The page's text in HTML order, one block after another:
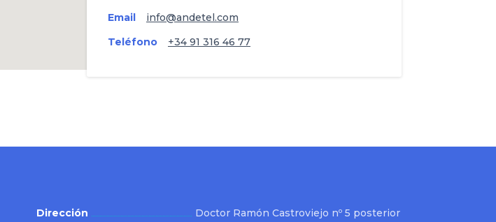
Email
info@andetel.com
Teléfono
+34 91 316 46 77
Dirección
Doctor Ramón Castroviejo nº 5 posterior